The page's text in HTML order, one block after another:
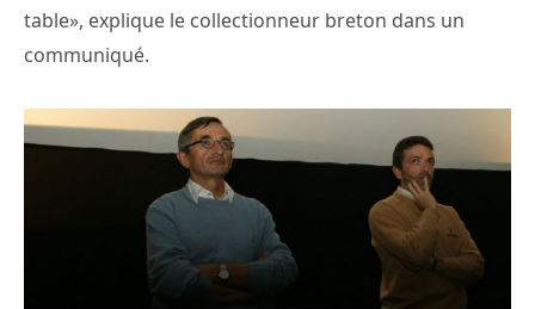
table», explique le collectionneur breton dans un
communiqué.